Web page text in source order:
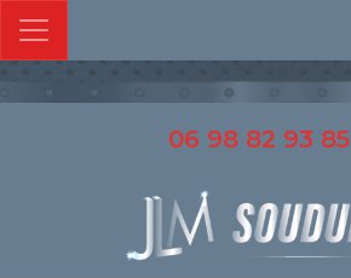
06 98 82 93 85